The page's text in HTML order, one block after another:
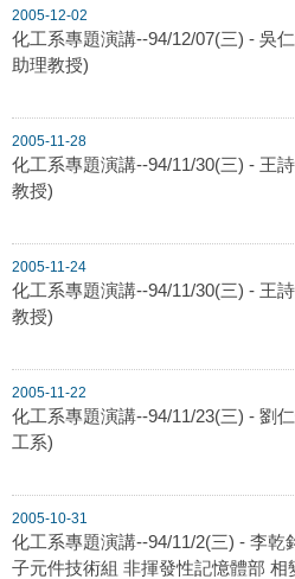
2005-12-02
化工系專題演講--94/12/07(三) - 吳
助理教授)
2005-11-28
化工系專題演講--94/11/30(三) - 王
教授)
2005-11-24
化工系專題演講--94/11/30(三) - 王
教授)
2005-11-22
化工系專題演講--94/11/23(三) - 劉
工系)
2005-10-31
化工系專題演講--94/11/2(三) - 李乾
子元件技術組 非揮發性記憶體部 相